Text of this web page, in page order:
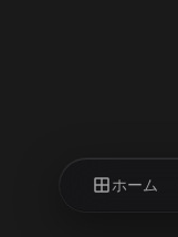
ホーム